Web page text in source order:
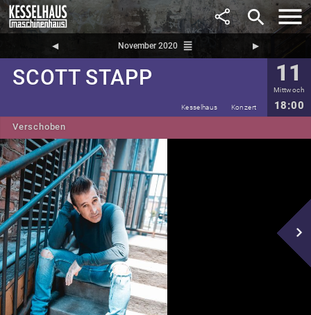
search
◀︎ November 2020 reorder ▶︎
SCOTT STAPP 11
Mittwoch
18:00
Kesselhaus Konzert
Verschoben
navigate_next